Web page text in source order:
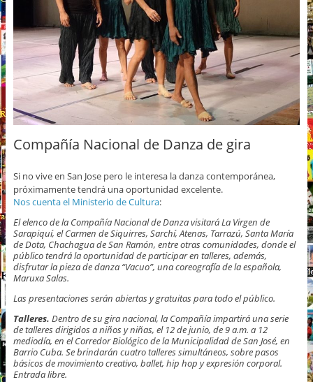
Compañía Nacional de Danza de gira
Si no vive en San Jose pero le interesa la danza contemporánea,
próximamente tendrá una oportunidad excelente.
Nos cuenta el Ministerio de Cultura:
El elenco de la Compañía Nacional de Danza visitará La Virgen de
Sarapiquí, el Carmen de Siquirres, Sarchí, Atenas, Tarrazú, Santa María
de Dota, Chachagua de San Ramón, entre otras comunidades, donde el
público tendrá la oportunidad de participar en talleres, además,
disfrutar la pieza de danza “Vacuo”, una coreografía de la española,
Maruxa Salas.
Las presentaciones serán abiertas y gratuitas para todo el público.
Talleres. Dentro de su gira nacional, la Compañía impartirá una serie
de talleres dirigidos a niños y niñas, el 12 de junio, de 9 a.m. a 12
mediodía, en el Corredor Biológico de la Municipalidad de San José, en
Barrio Cuba. Se brindarán cuatro talleres simultáneos, sobre pasos
básicos de movimiento creativo, ballet, hip hop y expresión corporal.
Entrada libre.